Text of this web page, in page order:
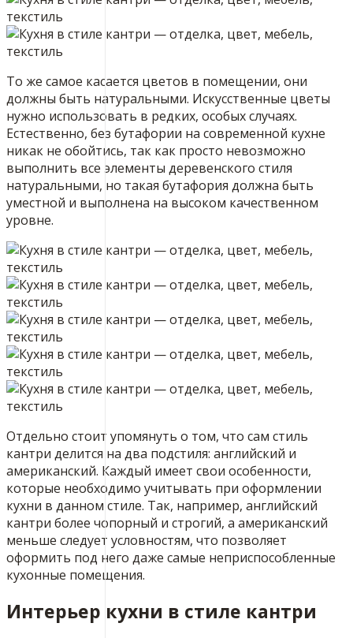
То же самое касается цветов в помещении, они
должны быть натуральными. Искусственные цветы
нужно использовать в редких, особых случаях.
Естественно, без бутафории на современной кухне
никак не обойтись, так как просто невозможно
выполнить все элементы деревенского стиля
натуральными, но такая бутафория должна быть
уместной и выполнена на высоком качественном
уровне.
Отдельно стоит упомянуть о том, что сам стиль
кантри делится на два подстиля: английский и
американский. Каждый имеет свои особенности,
которые необходимо учитывать при оформлении
кухни в данном стиле. Так, например, английский
кантри более чопорный и строгий, а американский
меньше следует условностям, что позволяет
оформить под него даже самые неприспособленные
кухонные помещения.
Интерьер кухни в стиле кантри